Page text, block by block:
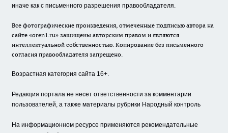
иначе как с письменного разрешения правообладателя.
Все фотографические произведения, отмеченные подписью автора на
сайте «oren1.ru» защищены авторским правом и являются
интеллектуальной собственностью. Копирование без письменного
согласия правообладателя запрещено.
Возрастная категория сайта 16+.
Редакция портала не несет ответственности за комментарии
пользователей, а также материалы рубрики Народный контроль
На информационном ресурсе применяются рекомендательные